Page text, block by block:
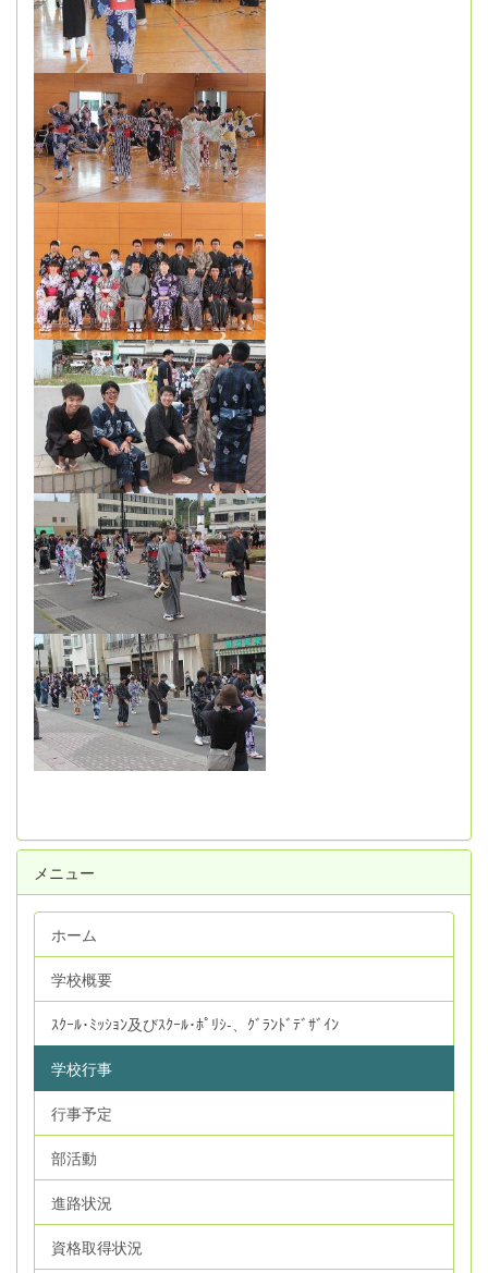
メニュー
ホーム
学校概要
ｽｸｰﾙ･ﾐｯｼｮﾝ及びｽｸｰﾙ･ﾎﾟﾘｼ‐、ｸﾞﾗﾝﾄﾞﾃﾞｻﾞｲﾝ
学校行事
行事予定
部活動
進路状況
資格取得状況